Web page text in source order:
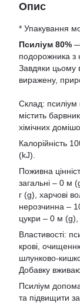
Опис
* Упакування
Псиліум 80%
подорожника з
Завдяки цьому
виражену,
Склад:
містить
хімічних
Калорійність
(kJ).
Поживна
загальні – 0 м
г (g), харчові
нерозчинна –
цукри – 0 м (g),
Властивості:
крові,
шлунково-
Добавку
Псиліум
та підвищити